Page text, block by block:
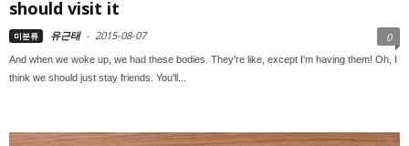
should visit it
미분류 유근태 - 2015-08-07 0
And when we woke up, we had these bodies. They're like, except I'm having them! Oh, I
think we should just stay friends. You'll...